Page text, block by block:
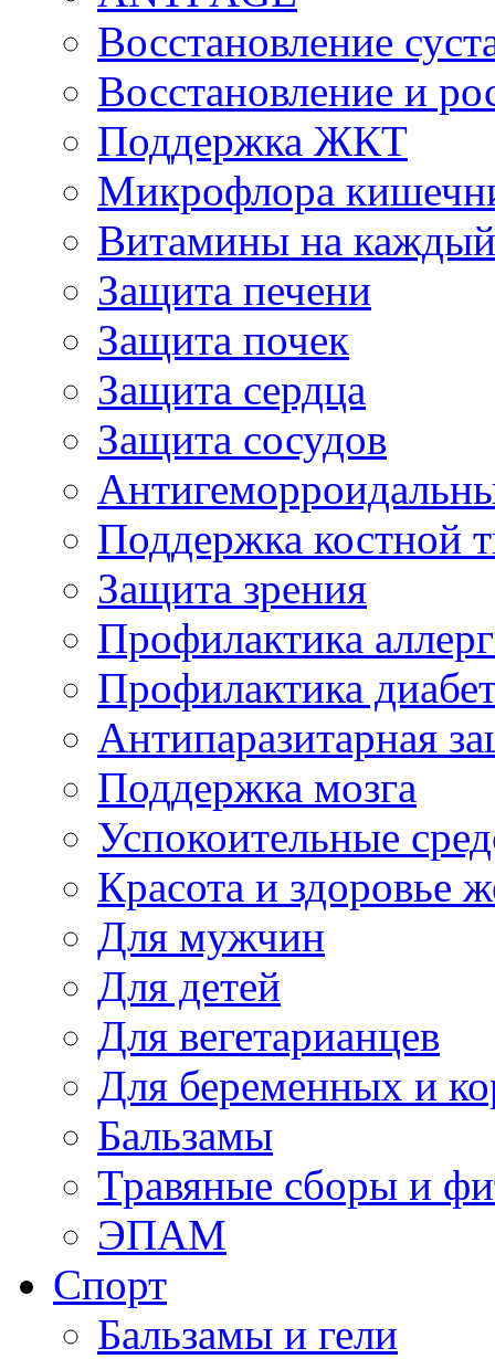
Восстановление
Восстановление и
Поддержка ЖКТ
Микрофлора
Витамины на
Защита печени
Защита почек
Защита сердца
Защита сосудов
Поддержка костной
Защита зрения
Профилактика
Профилактика
Антипаразитарная
Поддержка мозга
Успокоительные
Красота и здоровье
Для мужчин
Для детей
Для вегетарианцев
Для беременных и
Бальзамы
Травяные сборы и
ЭПАМ
Спорт
Бальзамы и гели